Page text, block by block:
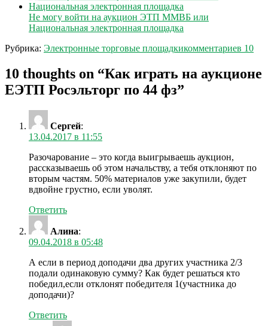
Не могу войти на аукцион ЭТП ММВБ или
Национальная электронная площадка
Рубрика: Электронные торговые площадкикомментариев 10
10 thoughts on “Как играть на аукционе
ЕЭТП Росэльторг по 44 фз”
Сергей:
13.04.2017 в 11:55
Разочарование – это когда выигрываешь аукцион,
рассказываешь об этом начальству, а тебя отклоняют по
вторым частям. 50% материалов уже закупили, будет
вдвойне грустно, если уволят.
Ответить
Алина:
09.04.2018 в 05:48
А если в период доподачи два других участника 2/3
подали одинаковую сумму? Как будет решаться кто
победил,если отклонят победителя 1(участника до
доподачи)?
Ответить